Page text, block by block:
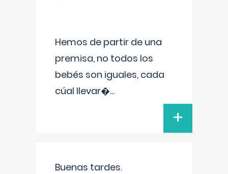
Hemos de partir de una
premisa, no todos los
bebés son iguales, cada
cúal llevar�...
+
Buenas tardes.